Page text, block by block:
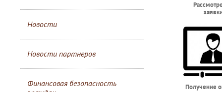
Новости
Новости партнеров
Финансовая безопасность
Получение